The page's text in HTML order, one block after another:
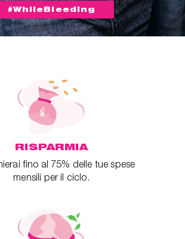
#WhileBleeding
RISPARMIA
fino al 75% delle tue spese
mensili per il ciclo.